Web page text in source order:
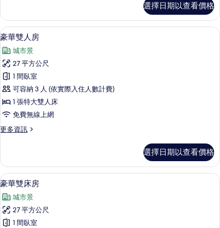
相
片
雙
人
房
詳
情
選擇日期以查看價格
顯
示
豪
華
雙
人
房
的
所
相
片
豪華雙人房 | 客房內保險箱、書桌、
5
豪華雙人房
城市景
27 平方公尺
1 間臥室
可容納 3 人 (依實際入住人數計費)
1 張特大雙人床
免費無線上網
更多資訊
更
雙
人
房
詳
情
選擇日期以查看價格
顯
示
豪
華
豪華雙床房 | 客房內保險箱、書桌、
4
豪華雙床房
城市景
27 平方公尺
1 間臥室